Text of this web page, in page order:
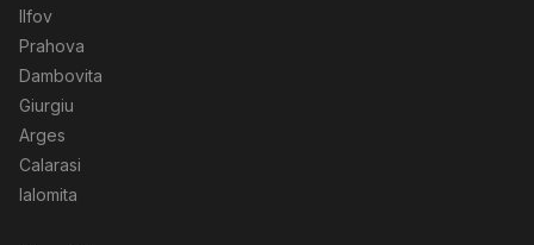
Ilfov
Prahova
Dambovita
Giurgiu
Arges
Calarasi
Ialomita